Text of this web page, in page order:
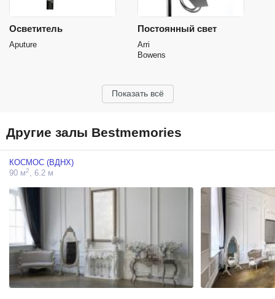
Осветитель
Aputure
Постоянный свет
Arri
Bowens
Показать всё
Другие залы Bestmemories
КОСМОС (ВДНХ)
90 м2, 6.2 м